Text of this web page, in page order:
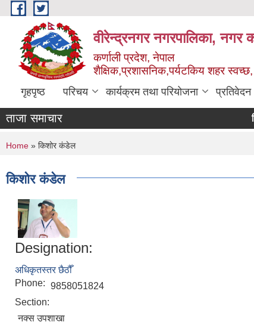
Skip to main content
वीरेन्द्रनगर नगरपालिका, नगर
कर्णाली प्रदेश, नेपाल
शैक्षिक,प्रशासनिक,पर्यटकिय शहर
गृहपृष्ठ परिचय कार्यक्रम तथा परियोजना प्रतिवेदन
ताजा समाचार
You are here
Home » किशोर कंडेल
किशोर कंडेल
Designation:
अधिकृतस्तर छैठौँ
Phone: 9858051824
Section:
नक्स उपशाखा